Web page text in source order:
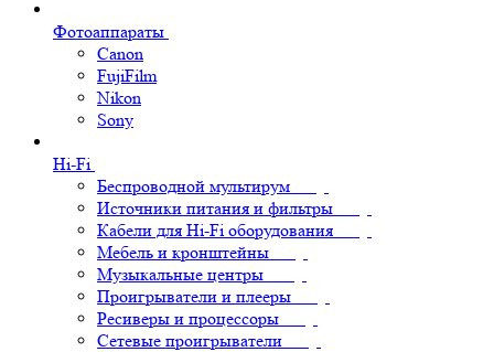
Фотоаппараты
Canon
FujiFilm
Nikon
Sony
Hi-Fi
Беспроводной мультирум
Источники питания и фильтры
Кабели для Hi-Fi оборудования
Мебель и кронштейны
Музыкальные центры
Проигрыватели и плееры
Ресиверы и процессоры
Сетевые проигрыватели